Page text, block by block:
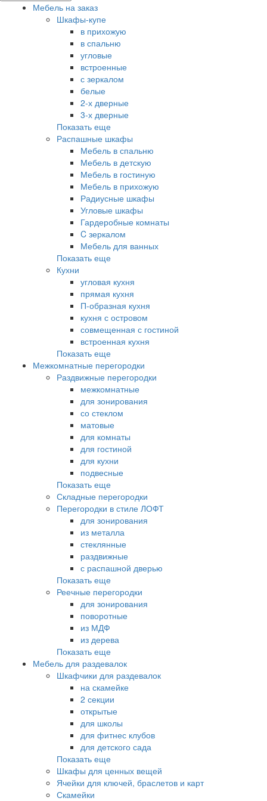
Мебель на заказ
Шкафы-купе
в прихожую
в спальню
угловые
встроенные
с зеркалом
белые
2-х дверные
3-х дверные
Показать еще
Распашные шкафы
Мебель в спальню
Мебель в детскую
Мебель в гостиную
Мебель в прихожую
Радиусные шкафы
Угловые шкафы
Гардеробные комнаты
C зеркалом
Мебель для ванных
Показать еще
Кухни
угловая кухня
прямая кухня
П-образная кухня
кухня с островом
совмещенная с гостиной
встроенная кухня
Показать еще
Межкомнатные перегородки
Раздвижные перегородки
межкомнатные
для зонирования
со стеклом
матовые
для комнаты
для гостиной
для кухни
подвесные
Показать еще
Складные перегородки
Перегородки в стиле ЛОФТ
для зонирования
из металла
стеклянные
раздвижные
с распашной дверью
Показать еще
Реечные перегородки
для зонирования
поворотные
из МДФ
из дерева
Показать еще
Мебель для раздевалок
Шкафчики для раздевалок
на скамейке
2 секции
открытые
для школы
для фитнес клубов
для детского сада
Показать еще
Шкафы для ценных вещей
Ячейки для ключей, браслетов и карт
Скамейки